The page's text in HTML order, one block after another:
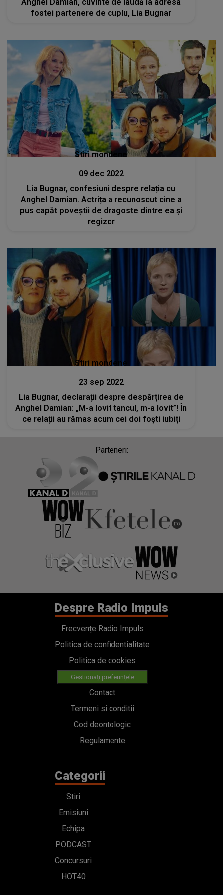
Anghel Damian, cuvinte de laudă la adresa
fostei partenere de cuplu, Lia Bugnar
Stiri mondene
09 dec 2022
Lia Bugnar, confesiuni despre relația cu
Anghel Damian. Actrița a recunoscut cine a
pus capăt poveștii de dragoste dintre ea și
regizor
Stiri mondene
23 sep 2022
Lia Bugnar, declarații despre despărțirea de
Anghel Damian: „M-a lovit tancul, m-a lovit”! În
ce relații au rămas acum cei doi foști iubiți
Parteneri:
Despre Radio Impuls
Frecvențe Radio Impuls
Politica de confidentialitate
Politica de cookies
Gestionați preferințele
Contact
Termeni si conditii
Cod deontologic
Regulamente
Categorii
Stiri
Emisiuni
Echipa
PODCAST
Concursuri
HOT40